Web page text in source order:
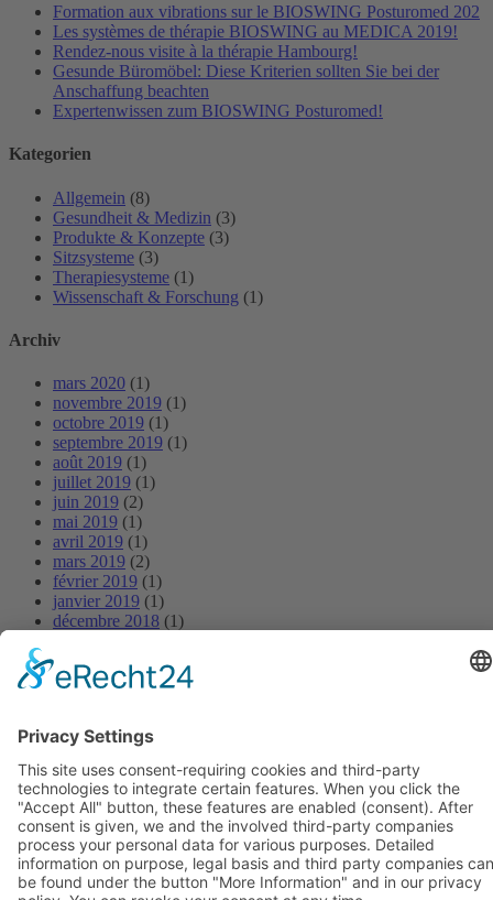
Formation aux vibrations sur le BIOSWING Posturomed 202
Les systèmes de thérapie BIOSWING au MEDICA 2019!
Rendez-nous visite à la thérapie Hambourg!
Gesunde Büromöbel: Diese Kriterien sollten Sie bei der
Anschaffung beachten
Expertenwissen zum BIOSWING Posturomed!
Kategorien
Allgemein (8)
Gesundheit & Medizin (3)
Produkte & Konzepte (3)
Sitzsysteme (3)
Therapiesysteme (1)
Wissenschaft & Forschung (1)
Archiv
mars 2020 (1)
novembre 2019 (1)
octobre 2019 (1)
septembre 2019 (1)
août 2019 (1)
juillet 2019 (1)
juin 2019 (2)
mai 2019 (1)
avril 2019 (1)
mars 2019 (2)
février 2019 (1)
janvier 2019 (1)
décembre 2018 (1)
octobre 2018
(1)
septembre 2018(1)
juin 2018(1)
mai 2018
avril 2018(1)
mars 2018(1)
février 2018(1)
janvier 2018(1)
Systèmes d’assise de BIOSWING
Systèmes thérapeutiques de BIOSWING